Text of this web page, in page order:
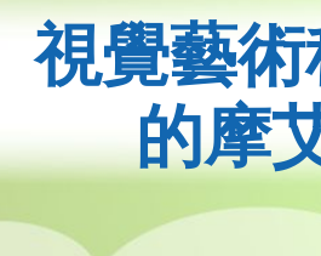
視覺藝
的摩